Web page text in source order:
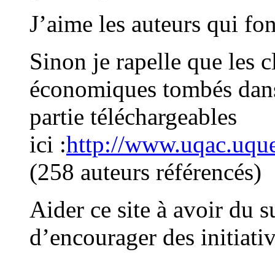
J’aime les auteurs qui
Sinon je rapelle que les
économiques tombés
partie téléchargeables
ici :http://
(258 auteurs référencés)
Aider ce site à avoir du
d’encourager des